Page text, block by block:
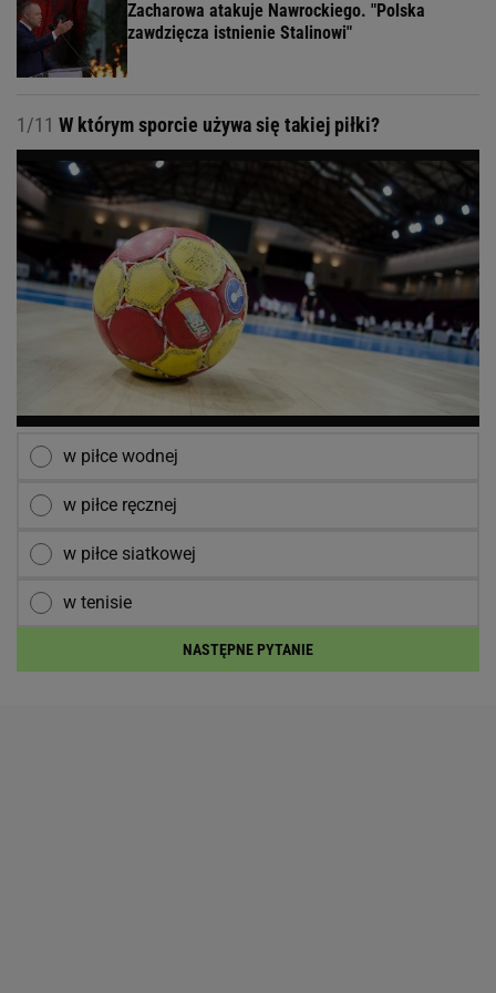
Zacharowa atakuje Nawrockiego. "Polska
zawdzięcza istnienie Stalinowi"
1/11 W którym sporcie używa się takiej piłki?
w piłce wodnej
w piłce ręcznej
w piłce siatkowej
w tenisie
NASTĘPNE PYTANIE